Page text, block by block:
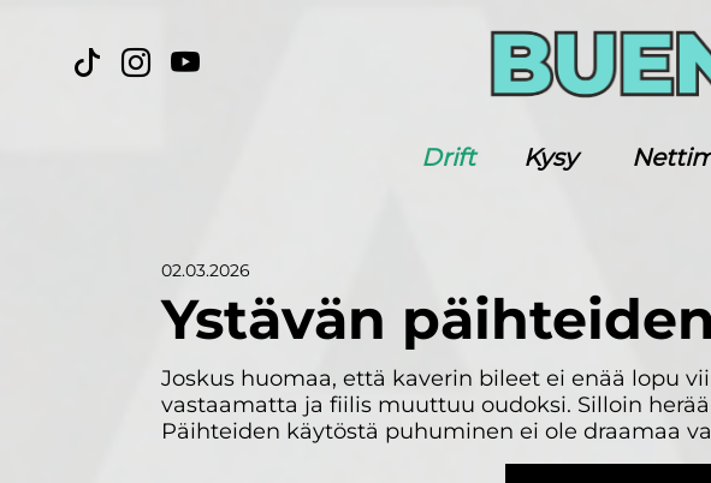
Drift Kysy
02.03.2026
Ystävän
Joskus huomaa, että kaverin bileet ei enää lopu
vastaamatta ja fiilis muuttuu oudoksi. Silloin
Päihteiden käytöstä puhuminen ei ole draamaa